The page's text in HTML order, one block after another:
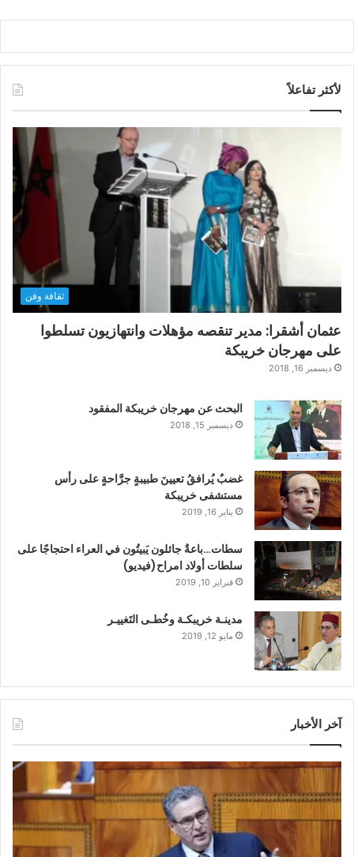
لأكثر تفاعلاً
ثقافة وفن
عثمان أشقرا: مدير تنقصه مؤهلات وانتهازيون تسلطوا
على مهرجان خريبكة
ديسمبر 16, 2018
البحث عن مهرجان خريبكة المفقود
ديسمبر 15, 2018
غضبٌ يُرافقُ تعيينَ طبيبةٍ جرَّاحةٍ على رأس
مستشفى خريبكة
يناير 16, 2019
سطات…باعةٌ جائلون يَبيتُون في العراء احتجاجًا على
سلطات أولاد امراح(فيديو)
فبراير 10, 2019
مدينـة خريبكـة وخُطـى التَغييـر
مايو 12, 2019
آخر الأخبار